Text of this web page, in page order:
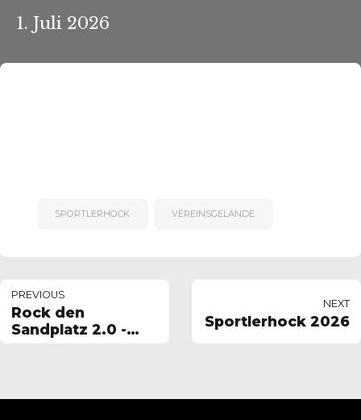
1. Juli 2026
SPORTLERHOCK VEREINSGELÄNDE
PREVIOUS
Rock den
Sandplatz 2.0 -
NEXT
Sportlerhock 2026